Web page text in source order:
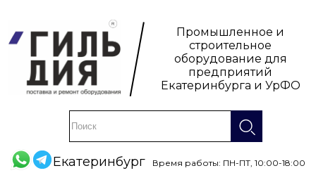
Промышленное и
строительное
оборудование для
предприятий
Екатеринбурга и УрФО
Екатеринбург Время работы: ПН-ПТ, 10:00-18:00